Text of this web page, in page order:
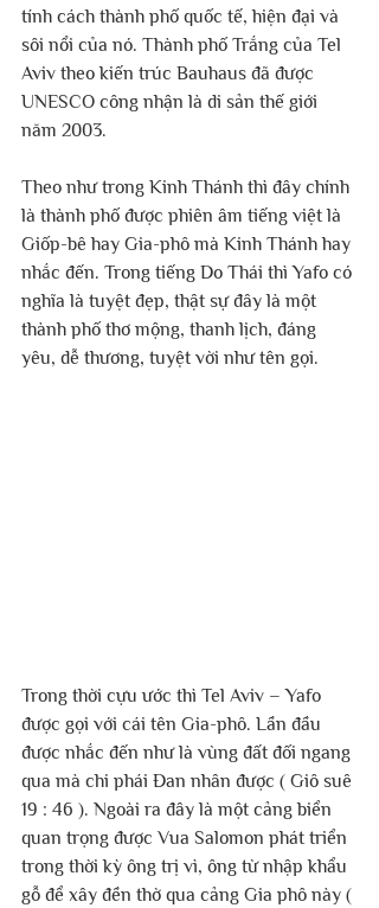
tính cách thành phố quốc tế, hiện đại và
sôi nổi của nó. Thành phố Trắng của Tel
Aviv theo kiến trúc Bauhaus đã được
UNESCO công nhận là di sản thế giới
năm 2003.
Theo như trong Kinh Thánh thì đây chính
là thành phố được phiên âm tiếng việt là
Giốp-bê hay Gia-phô mà Kinh Thánh hay
nhắc đến. Trong tiếng Do Thái thì Yafo có
nghĩa là tuyệt đẹp, thật sự đây là một
thành phố thơ mộng, thanh lịch, đáng
yêu, dễ thương, tuyệt vời như tên gọi.
Trong thời cựu ước thì Tel Aviv – Yafo
được gọi với cái tên Gia-phô. Lần đầu
được nhắc đến như là vùng đất đối ngang
qua mà chi phái Đan nhân được ( Giô suê
19 : 46 ). Ngoài ra đây là một cảng biển
quan trọng được Vua Salomon phát triển
trong thời kỳ ông trị vì, ông từ nhập khẩu
gỗ để xây đền thờ qua cảng Gia phô này (